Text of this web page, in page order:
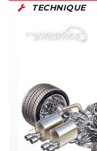
TECHNIQUE